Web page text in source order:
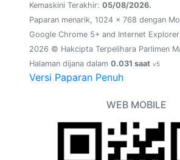
Kemaskini Terakhir: 05/08/2026.
Paparan menarik, 1024 x 768 dengan
Google Chrome 5+ and Internet
2026 © Hakcipta Terpelihara Parlimen
Halaman dijana dalam 0.031 saat v5
Versi Paparan Penuh
WEB MOBILE